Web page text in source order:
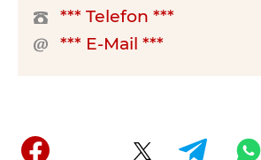
*** Telefon ***
*** E-Mail ***